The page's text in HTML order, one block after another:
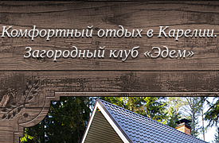
Комфортный отдых в Карелии.
Загородный клуб «Эдем»